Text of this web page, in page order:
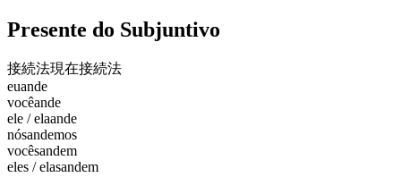
Presente do Subjuntivo
接続法現在接続法
euande
vocêande
ele / elaande
nósandemos
vocêsandem
eles / elasandem